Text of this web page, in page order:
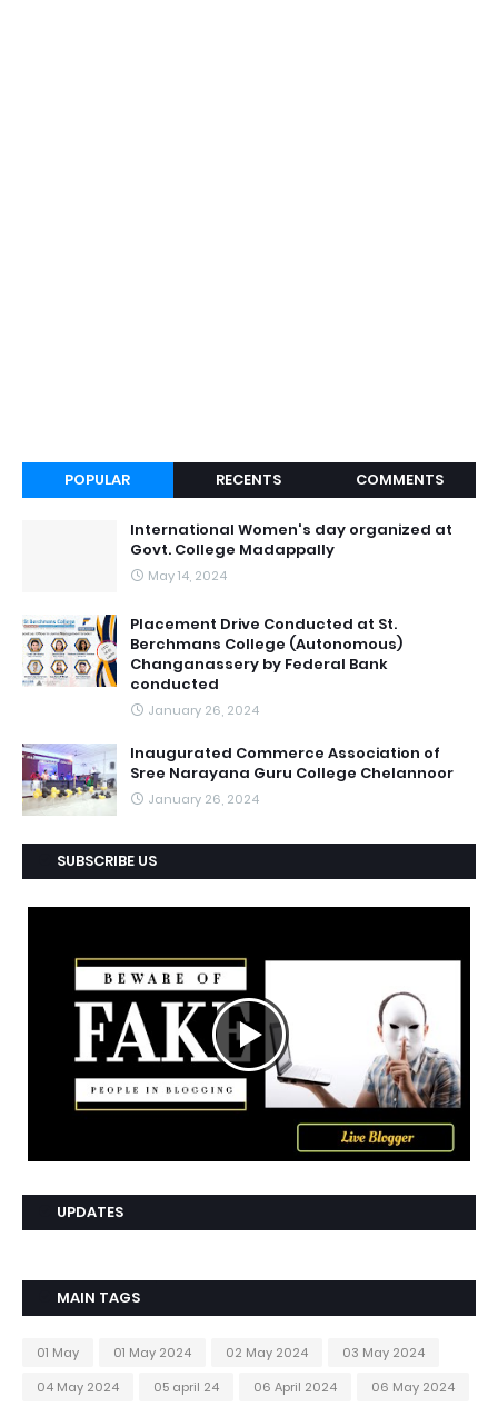
POPULAR RECENTS COMMENTS
International Women's day organized at
Govt. College Madappally
May 14, 2024
Placement Drive Conducted at St.
Berchmans College (Autonomous)
Changanassery by Federal Bank
conducted
January 26, 2024
Inaugurated Commerce Association of
Sree Narayana Guru College Chelannoor
January 26, 2024
SUBSCRIBE US
UPDATES
MAIN TAGS
01 May 01 May 2024 02 May 2024
03 May 2024
04 May 2024
05 april 24 06 April 2024
06 May 2024